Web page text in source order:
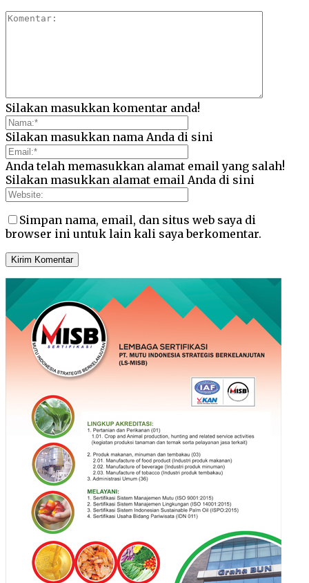
Silakan masukkan komentar anda!
Silakan masukkan nama Anda di sini
Anda telah memasukkan alamat email yang salah!
Silakan masukkan alamat email Anda di sini
Simpan nama, email, dan situs web saya di
browser ini untuk lain kali saya berkomentar.